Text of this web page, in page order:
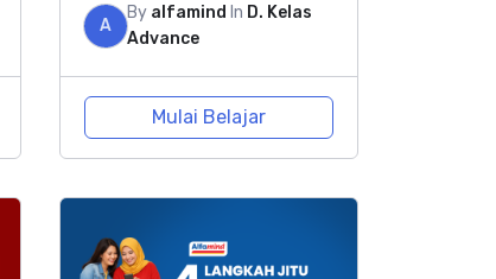
A
By alfamind In D. Kelas
Advance
Mulai Belajar